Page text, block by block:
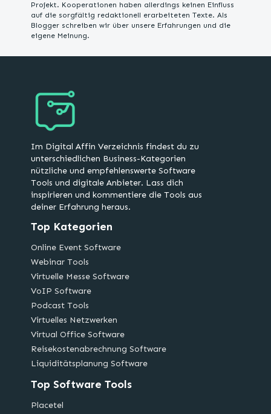
Projekt. Kooperationen haben allerdings keinen Einfluss
auf die sorgfältig redaktionell erarbeiteten Texte. Als
Blogger schreiben wir über unsere Erfahrungen und die
eigene Meinung.
Im Digital Affin Verzeichnis findest du zu
unterschiedlichen Business-Kategorien
nützliche und empfehlenswerte Software
Tools und digitale Anbieter. Lass dich
inspirieren und kommentiere die Tools aus
deiner Erfahrung heraus.
Top Kategorien
Online Event Software
Webinar Tools
Virtuelle Messe Software
VoIP Software
Podcast Tools
Virtuelles Netzwerken
Virtual Office Software
Reisekostenabrechnung Software
Liquiditätsplanung Software
Top Software Tools
Placetel